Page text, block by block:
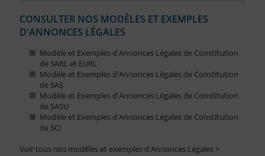
CONSULTER NOS MODÈLES ET EXEMPLES
D'ANNONCES LÉGALES
Modèle et Exemples d'Annonces Légales de Constitution
de SARL et EURL
Modèle et Exemples d'Annonces Légales de Constitution
de SAS
Modèle et Exemples d'Annonces Légales de Constitution
de SASU
Modèle et Exemples d'Annonces Légales de Constitution
de SCI
Voir tous nos modèles et exemples d'Annonces Légales >